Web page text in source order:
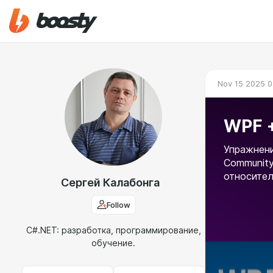
Сергей Калабонга
Follow
C#.NET: разработка, программирование,
обучение.
Nov 15 2025
WPF